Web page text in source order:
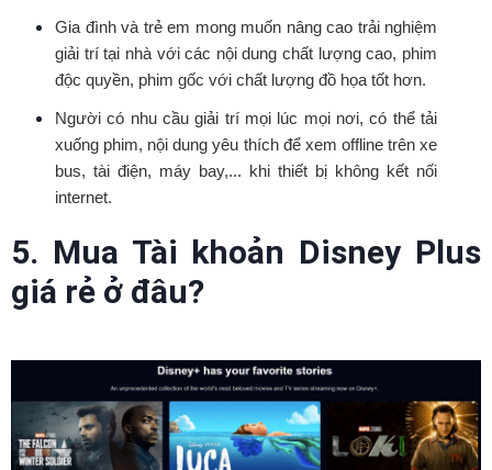
Gia đình và trẻ em mong muốn nâng cao trải nghiệm
giải trí tại nhà với các nội dung chất lượng cao, phim
độc quyền, phim gốc với chất lượng đồ họa tốt hơn.
Người có nhu cầu giải trí mọi lúc mọi nơi, có thể tải
xuống phim, nội dung yêu thích để xem offline trên xe
bus, tài điện, máy bay,... khi thiết bị không kết nối
internet.
5. Mua Tài khoản Disney Plus
giá rẻ ở đâu?